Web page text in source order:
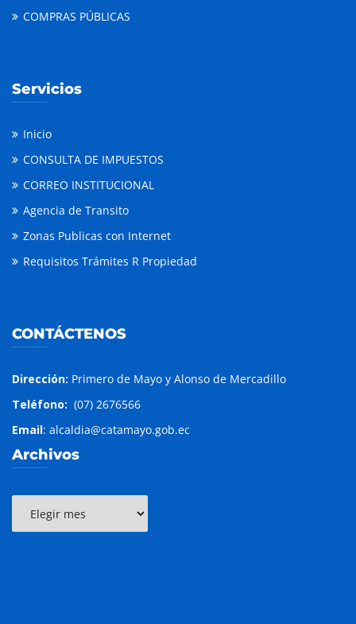
COMPRAS PÚBLICAS
Servicios
Inicio
CONSULTA DE IMPUESTOS
CORREO INSTITUCIONAL
Agencia de Transito
Zonas Publicas con Internet
Requisitos Trámites R Propiedad
CONTÁCTENOS
Dirección: Primero de Mayo y Alonso de Mercadillo
Teléfono: (07) 2676566
Email: alcaldia@catamayo.gob.ec
Archivos